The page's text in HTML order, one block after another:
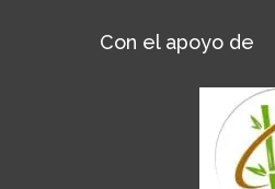
Con el apoyo de